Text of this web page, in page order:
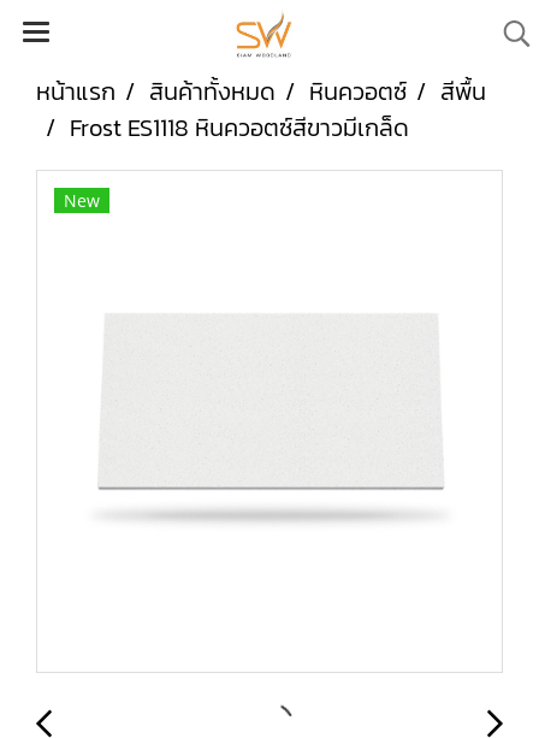
หน้าแรก สินค้าทั้งหมด หินควอตซ์
สีพื้น
Frost ES1118 หินควอตซ์สีขาวมีเกล็ด
New